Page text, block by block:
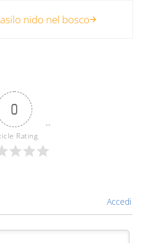
nido nel bosco
0
Rating
Accedi